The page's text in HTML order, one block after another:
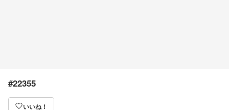
#22355
いいね！